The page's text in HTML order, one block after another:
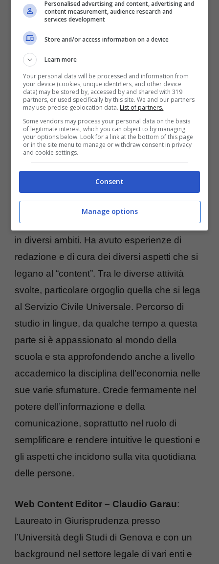
la passione per la comunicazione, ho la
possibilità di esprimere le mie capacità
lavorative per diverse realtà; grazie anche
alla formazione continua e alle esperienze
lavorative pregresse e in atto, continuo
questo entusiasmante percorso
specializzandomi ogni giorno di più in
copywriting e produzione di articoli di stampo
giornalistico.
Web Content Editor – Dario Quattromani:
Appassionato di scrittura e di lettura, di sport
e politica, da tempo si occupa di redarre e
produrre articoli online e di approfondimenti
in diversi ambiti. Ha avuto esperienze di
redazione e di cura dei diversi aspetti che si
legano al “content”. Tra le diverse attività
svolte, particolare orgoglio quella che si lega
al Servizio Civile Universale. Percorso di
studio in lingue, da qualche tempo a questa
parte si è appassionato al mondo della
scuola e sta approfondendo anche a livello
accademico la disciplina dell’economia nelle
sue varie sfumature. Crede fermamente nel
potere dell’informazione e della
comunicazione, soprattutto nel ruolo di
semplificare e rendere intuitive le questioni e
gli aspetti che incidono sulla vita quotidiana
delle persone.
Web Content Editor – Claudio Garau:
Laureato in Giurisprudenza presso
l’Università degli Studi di Genova e con un
background nel settore legale di vari enti e
Personalised advertising and content, advertising and
content measurement, audience research and
services development
Store and/or access information on a device
Learn more
Your personal data will be processed and information from
your device (cookies, unique identifiers, and other device
data) may be stored by, accessed by and shared with 319
partners, or used specifically by this site. We and our partners
may use precise geolocation data. List of partners.
Some vendors may process your personal data on the basis
of legitimate interest, which you can object to by managing
your options below. Look for a link at the bottom of this page
or in the site menu to manage or withdraw consent in privacy
and cookie settings.
Consent
Manage options